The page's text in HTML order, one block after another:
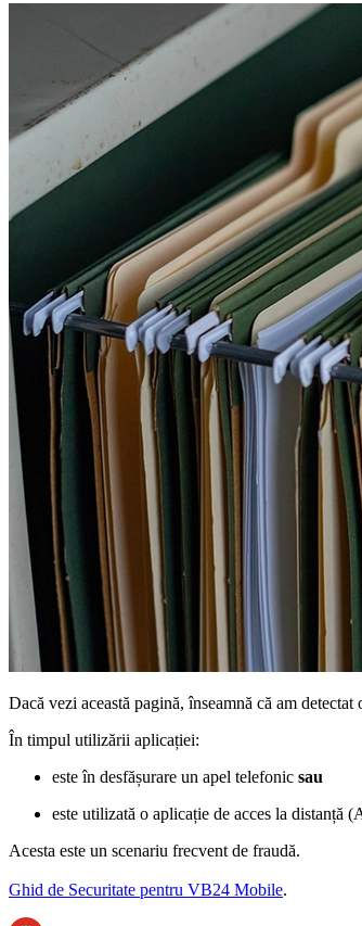
Dacă vezi această pagină, înseamnă că am
În timpul utilizării aplicației:
este în desfășurare un apel telefonic sau
este utilizată o aplicație de acces la distanță
Acesta este un scenariu frecvent de fraudă.
Ghid de Securitate pentru VB24 Mobile.